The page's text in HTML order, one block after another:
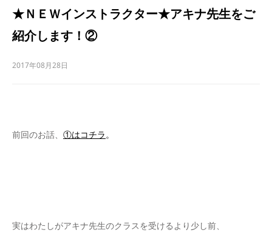
★ＮＥＷインストラクター★アキナ先生をご
紹介します！②
2017年08月28日
前回のお話、 ①はコチラ。
実はわたしがアキナ先生のクラスを受けるより少し前、